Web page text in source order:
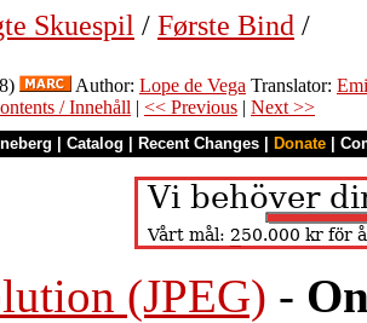
Skuespil / Første Bind /
Author: Lope de Vega Translator:
/ Innehåll | << Previous | Next >>
Catalog Recent Changes Donate
(JPEG) -